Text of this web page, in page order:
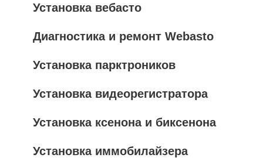
Установка вебасто
Диагностика и ремонт Webasto
Установка парктроников
Установка видеорегистратора
Установка ксенона и биксенона
Установка иммобилайзера